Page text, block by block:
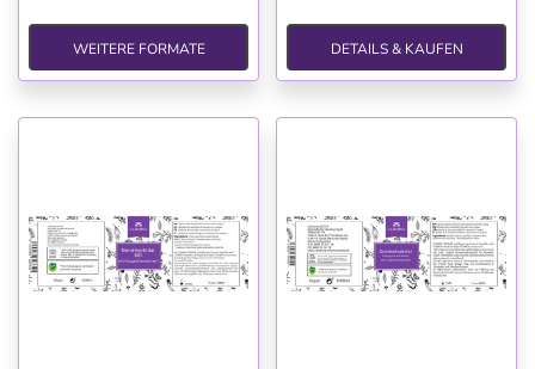
WEITERE FORMATE DETAILS & KAUFEN